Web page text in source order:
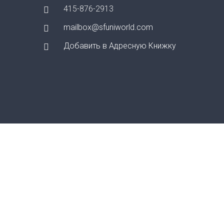
415-876-2913
mailbox@sfuniworld.com
Добавить в Адресную Книжку